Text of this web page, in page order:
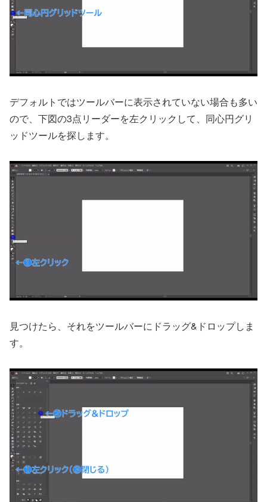
デフォルトではツールバーに表示されていない場合も多い
ので、下図の3点リーダーを左クリックして、同心円グリ
ッドツールを探します。
見つけたら、それをツールバーにドラッグ&ドロップしま
す。